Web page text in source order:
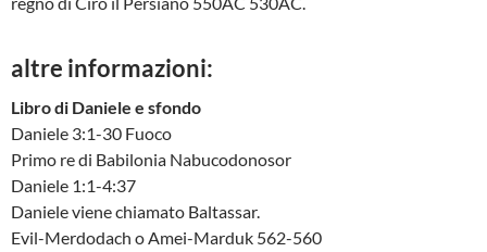
altre informazioni:
Libro di Daniele e sfondo
Daniele 3:1-30 Fuoco
Primo re di Babilonia Nabucodonosor
Daniele 1:1-4:37
Daniele viene chiamato Baltassar.
Evil-Merdodach o Amei-Marduk 562-560